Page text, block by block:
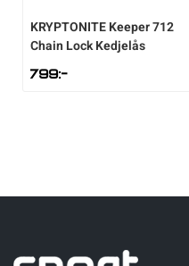
KRYPTONITEKeeper 712
Chain Lock Kedjelås
799:-